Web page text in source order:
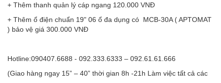
+ Thêm thanh quản lý cáp ngang 120.000 VNĐ
+ Thêm ổ điện chuẩn 19" 06 ổ đa dụng có MCB-30A ( APTOMAT
) bảo vệ giá 300.000 VNĐ
Hotline:090407.6688 - 092.333.6333 – 092.61.61.666
(Giao hàng ngay 15” – 40” thời gian 8h -21h Làm việc tất cả các